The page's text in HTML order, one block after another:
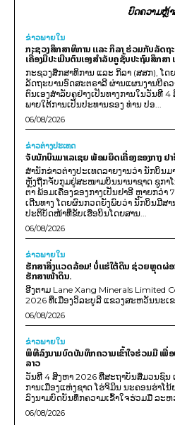
ບົດຄວາມຫຼ້
ຂ່າວພາຍ​ໃນ
ກະຊວງສຶກສາທິການ ແລະ ກິລາ ຮ່ວມກັບລັດຖ
ເຄື່ອງມືປະເມີນຕົນເອງສຳລັບຄູຊັ້ນປະຖົມສຶກສ
ກະຊວງສຶກສາທິການ ແລະ ກິລາ (ສສກ), ໂ
ລັດຖະບານອົດສະຕຣາລີ ຜ່ານແຜນງານບີຄວ
ຕົນເອງສຳລັບຄູຢ່າງເປັນທາງການໃນວັນທີ
ພາຍໃຕ້ການເປັນປະທານຂອງ ທ່ານ ປອ...
06/08/2026
ຂ່າວຕ່າງປະເທດ
ຈັບນັກບິນມາເລເຊຍ ພ້ອມຍຶດເຄື່ອງຂອງກາງ ຢ
ສຳນັກຂ່າວຕ່າງປະເທດລາຍງານວ່າ ນັກບິນ
ຫຼັງຖືກຈັບກຸມຢູ່ສະໜາມບິນນານາຊາດ ຊູກາ
ຕາ ພ້ອມເຄື່ອງຂອງກາງເປັນຢາອີ ຫຼາຍກວ່າ
ເດີນທາງ ໂດຍຜົນກວດຍັງພົບວ່າ ນັກບິນມີສ
ປະຕິບັດໜ້າທີ່ຂັບເຮືອບິນໂດຍສານ...
06/08/2026
ຂ່າວພາຍ​ໃນ
ຮັກສາສິ່ງແວດລ້ອມ! ບໍ່ແຮ່ໃຕ້ດິນ ຊ່ວຍຫຼຸດຜ່
ຮັກສາໜ້າດິນ.
ອີງຕາມ Lane Xang Minerals Limited
2026 ທີ່ເມືອງວິລະບູລີ ແຂວງສະຫວັນນະເຂ
06/08/2026
ຂ່າວພາຍ​ໃນ
ພິທີລົງນາມບົດບັນທຶກຄວາມເຂົ້າໃຈຮ່ວມມື ເ
ລາວ
ວັນທີ 4 ສິງຫາ 2026 ທີ່ສະຖາບັນສື່ມວນຊົນ
ການເມືອງແຫ່ງຊາດ ໂຮ່ຈິມິນ ນະຄອນຮ່າໂ
ລົງນາມບົດບັນທຶກຄວາມເຂົ້າໃຈຮ່ວມມື ລະຫວ່
06/08/2026